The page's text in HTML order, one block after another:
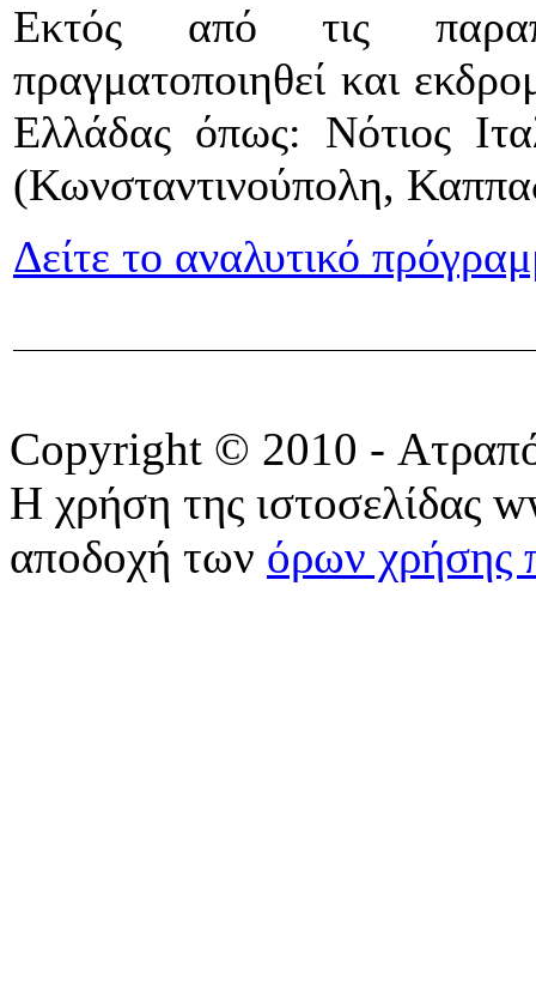
Εκτός από τις
πραγματοποιηθεί και
Ελλάδας όπως: Νότιος
(Κωνσταντινούπολη,
Δείτε το αναλυτικό
Copyright © 2010 -
Η χρήση της ιστοσελίδας
αποδοχή των όρων χρήσης